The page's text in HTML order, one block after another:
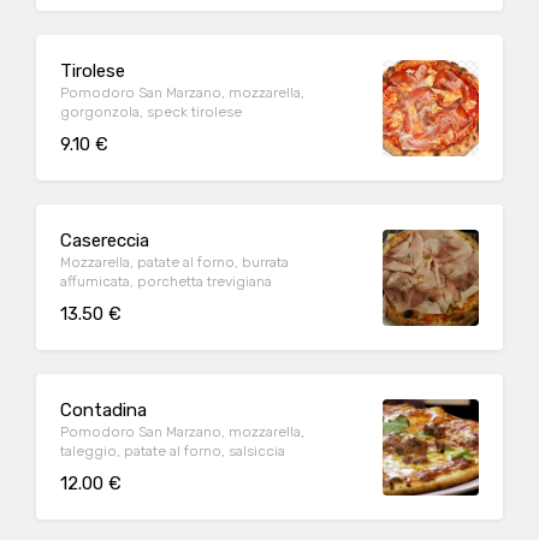
Tirolese
Pomodoro San Marzano, mozzarella,
gorgonzola, speck tirolese
9.10 €
Casereccia
Mozzarella, patate al forno, burrata
affumicata, porchetta trevigiana
13.50 €
Contadina
Pomodoro San Marzano, mozzarella,
taleggio, patate al forno, salsiccia
12.00 €